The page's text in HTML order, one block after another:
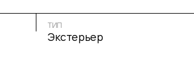
ТИП
Экстерьер